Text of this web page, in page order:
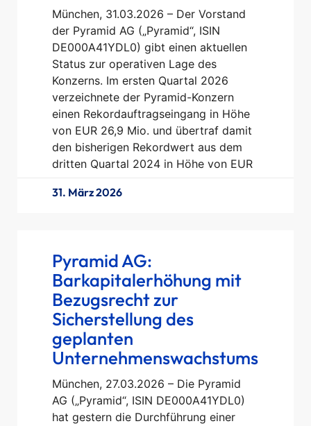
München, 31.03.2026 – Der Vorstand
der Pyramid AG („Pyramid“, ISIN
DE000A41YDL0) gibt einen aktuellen
Status zur operativen Lage des
Konzerns. Im ersten Quartal 2026
verzeichnete der Pyramid-Konzern
einen Rekordauftragseingang in Höhe
von EUR 26,9 Mio. und übertraf damit
den bisherigen Rekordwert aus dem
dritten Quartal 2024 in Höhe von EUR
31. März 2026
Pyramid AG:
Barkapitalerhöhung mit
Bezugsrecht zur
Sicherstellung des
geplanten
Unternehmenswachstums
München, 27.03.2026 – Die Pyramid
AG („Pyramid“, ISIN DE000A41YDL0)
hat gestern die Durchführung einer